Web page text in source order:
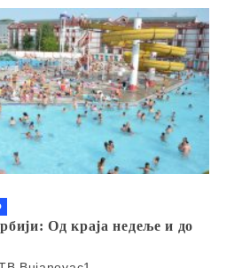
Од краја недеље и до